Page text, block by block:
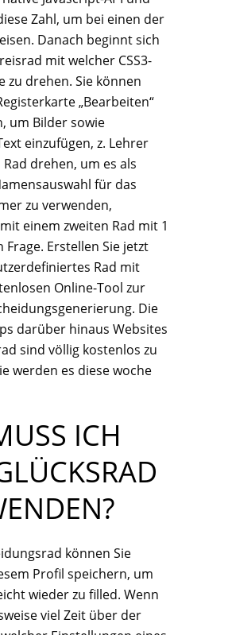
Zahl, um bei einen der
Danach beginnt sich
mit welcher CSS3-
zu drehen. Sie können
„Bearbeiten“
um Bilder sowie
einzufügen, z. Lehrer
drehen, um es als
für das
zu verwenden,
einem zweiten Rad mit 1
Erstellen Sie jetzt
Rad mit
Online-Tool zur
Die
darüber hinaus Websites
sind völlig kostenlos zu
werden es diese woche
ICH
können Sie
Profil speichern, um
wieder zu filled. Wenn
viel Zeit über der